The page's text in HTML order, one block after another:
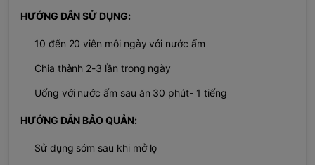
HƯỚNG DẪN SỬ DỤNG:
10 đến 20 viên mỗi ngày với nước ấm
Chia thành 2-3 lần trong ngày
Uống với nước ấm sau ăn 30 phút- 1 tiếng
HƯỚNG DẪN BẢO QUẢN:
Sử dụng sớm sau khi mở lọ